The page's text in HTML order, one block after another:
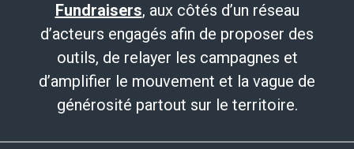
Fundraisers, aux côtés d’un réseau
d’acteurs engagés afin de proposer des
outils, de relayer les campagnes et
d’amplifier le mouvement et la vague de
générosité partout sur le territoire.